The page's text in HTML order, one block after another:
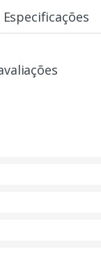
Especificações